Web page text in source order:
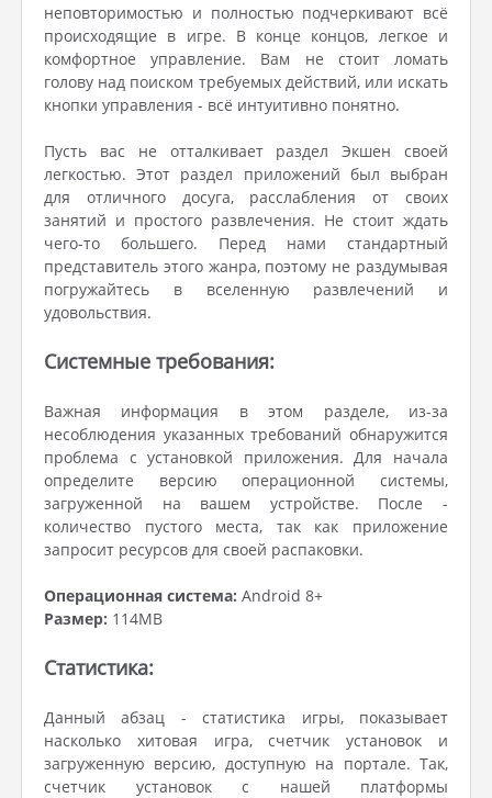
неповторимостью и полностью подчеркивают всё
происходящие в игре. В конце концов, легкое и
комфортное управление. Вам не стоит ломать
голову над поиском требуемых действий, или искать
кнопки управления - всё интуитивно понятно.
Пусть вас не отталкивает раздел Экшен своей
легкостью. Этот раздел приложений был выбран
для отличного досуга, расслабления от своих
занятий и простого развлечения. Не стоит ждать
чего-то большего. Перед нами стандартный
представитель этого жанра, поэтому не раздумывая
погружайтесь в вселенную развлечений и
удовольствия.
Системные требования:
Важная информация в этом разделе, из-за
несоблюдения указанных требований обнаружится
проблема с установкой приложения. Для начала
определите версию операционной системы,
загруженной на вашем устройстве. После -
количество пустого места, так как приложение
запросит ресурсов для своей распаковки.
Операционная система: Android 8+
Размер: 114MB
Статистика:
Данный абзац - статистика игры, показывает
насколько хитовая игра, счетчик установок и
загруженную версию, доступную на портале. Так,
счетчик установок с нашей платформы